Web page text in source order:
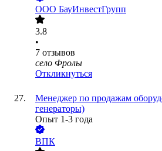
ООО БауИнвестГрупп
3.8
•
7 отзывов
село Фролы
Откликнуться
Менеджер по продажам
генераторы)
Опыт 1-3 года
ВПК